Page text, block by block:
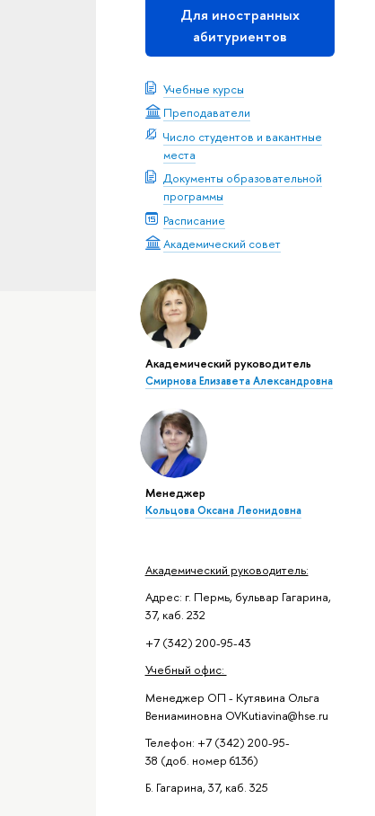
Для иностранных
абитуриентов
Учебные курсы
Преподаватели
Число студентов и вакантные
места
Документы образовательной
программы
Расписание
Академический совет
Академический руководитель
Смирнова Елизавета Александровна
Менеджер
Кольцова Оксана Леонидовна
Академический руководитель:
Адрес: г. Пермь, бульвар Гагарина,
37, каб. 232
+7 (342) 200-95-43
Учебный офис:
Менеджер ОП - Кутявина Ольга
Вениаминовна OVKutiavina@hse.ru
Телефон: +7 (342) 200-95-
38 (доб. номер 6136)
Б. Гагарина, 37, каб. 325